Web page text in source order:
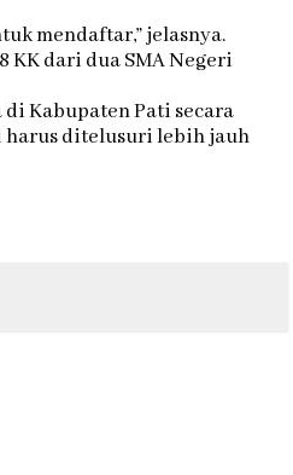
mendaftar,” jelasnya.
KK dari dua SMA Negeri
Kabupaten Pati secara
harus ditelusuri lebih jauh